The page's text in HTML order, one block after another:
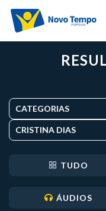
CATEGORIAS
CRISTINA DIAS
TUDO
ÁUDIOS